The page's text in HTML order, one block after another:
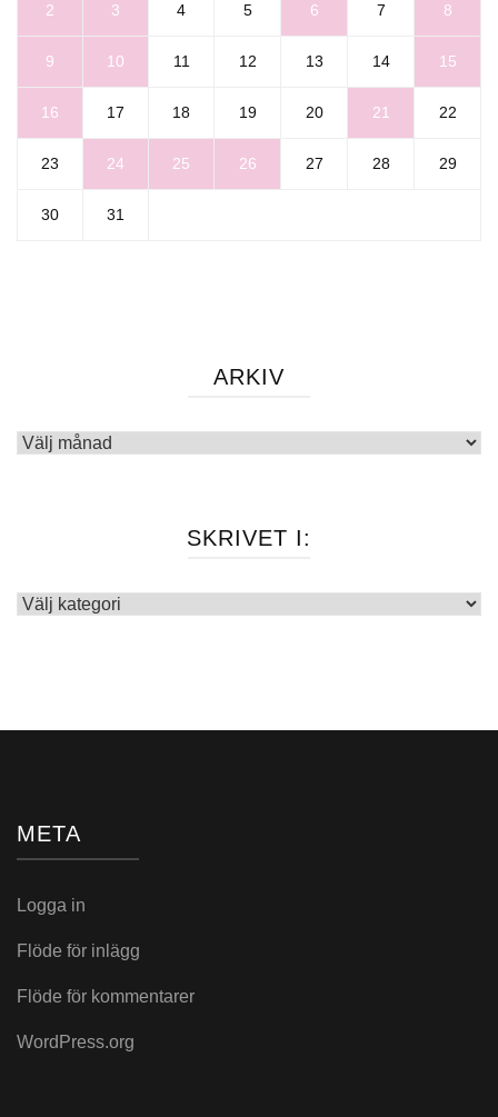
2 3 4 5 6 7 8
9 10 11 12 13 14 15
16 17 18 19 20 21 22
23 24 25 26 27 28 29
30 31
ARKIV
Arkiv
SKRIVET I:
Skrivet
META
Logga in
Flöde för inlägg
Flöde för kommentarer
WordPress.org